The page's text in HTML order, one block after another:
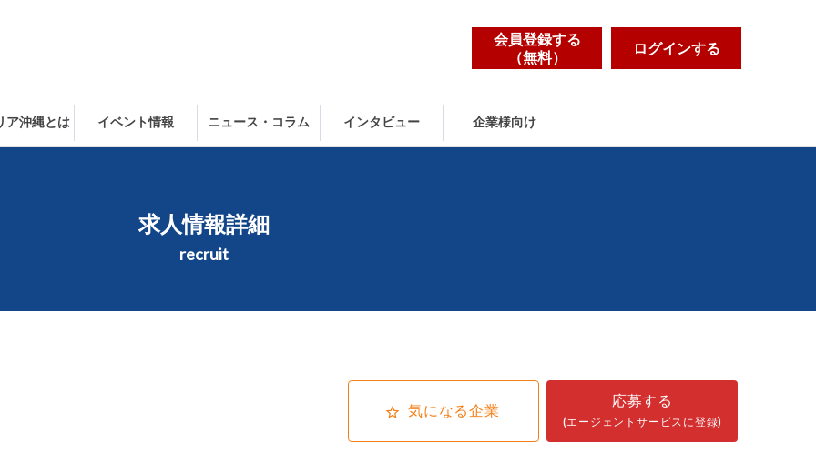
会員登録する
（無料）
ログインする
ア沖縄とは イベント情報 ニュース・コラム インタビュー 企業様向け
求人情報詳細
recruit
気になる企業
応募する
(エージェントサービスに登録)